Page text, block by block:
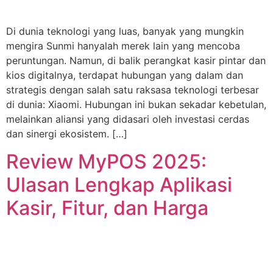
Di dunia teknologi yang luas, banyak yang mungkin
mengira Sunmi hanyalah merek lain yang mencoba
peruntungan. Namun, di balik perangkat kasir pintar dan
kios digitalnya, terdapat hubungan yang dalam dan
strategis dengan salah satu raksasa teknologi terbesar
di dunia: Xiaomi. Hubungan ini bukan sekadar kebetulan,
melainkan aliansi yang didasari oleh investasi cerdas
dan sinergi ekosistem. […]
Review MyPOS 2025:
Ulasan Lengkap Aplikasi
Kasir, Fitur, dan Harga